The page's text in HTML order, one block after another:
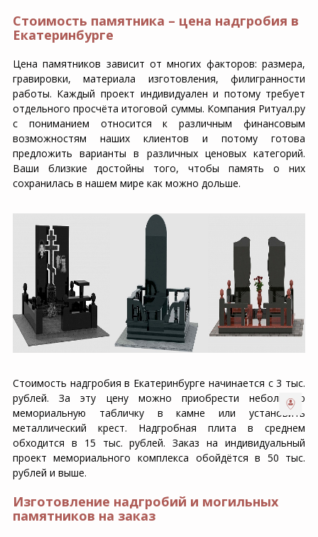
Стоимость памятника – цена надгробия в
Екатеринбурге
Цена памятников зависит от многих факторов: размера,
гравировки, материала изготовления, филигранности
работы. Каждый проект индивидуален и потому требует
отдельного просчёта итоговой суммы. Компания Ритуал.ру
с пониманием относится к различным финансовым
возможностям наших клиентов и потому готова
предложить варианты в различных ценовых категорий.
Ваши близкие достойны того, чтобы память о них
сохранилась в нашем мире как можно дольше.
Стоимость надгробия в Екатеринбурге начинается с 3 тыс.
рублей. За эту цену можно приобрести небольшую
мемориальную табличку в камне или установить
металлический крест. Надгробная плита в среднем
обходится в 15 тыс. рублей. Заказ на индивидуальный
проект мемориального комплекса обойдётся в 50 тыс.
рублей и выше.
Изготовление надгробий и могильных
памятников на заказ